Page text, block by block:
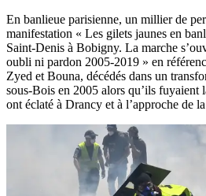
En banlieue parisienne, un millier de
manifestation « Les gilets jaunes en
Saint-Denis à Bobigny. La marche
oubli ni pardon 2005-2019 » en
Zyed et Bouna, décédés dans un
sous-Bois en 2005 alors qu’ils fuyaient
ont éclaté à Drancy et à l’approche de